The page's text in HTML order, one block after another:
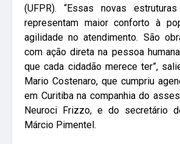
(UFPR). “Essas novas
representam maior conforto à
agilidade no atendimento. São
com ação direta na pessoa
que cada cidadão merece ter”,
Mario Costenaro, que cumpriu
em Curitiba na companhia do
Neuroci Frizzo, e do secretário
Márcio Pimentel.